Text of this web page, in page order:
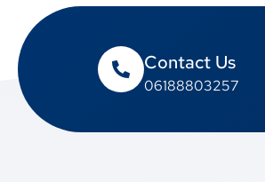
Contact Us
06188803257